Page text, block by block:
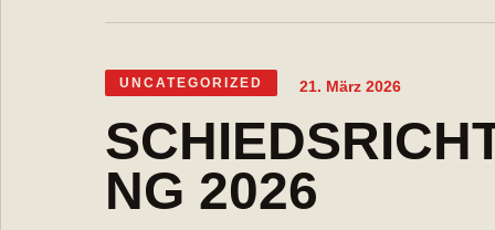
UNCATEGORIZED 21. März 2026
NG 2026